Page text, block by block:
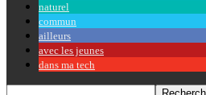
naturel
commun
ailleurs
avec les jeunes
dans ma tech